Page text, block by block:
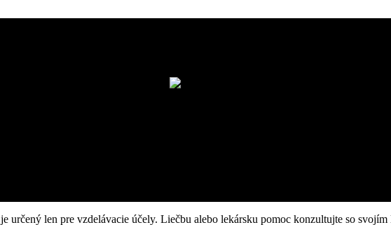
určený len pre vzdelávacie účely. Liečbu alebo lekársku pomoc konzultujte so svojím